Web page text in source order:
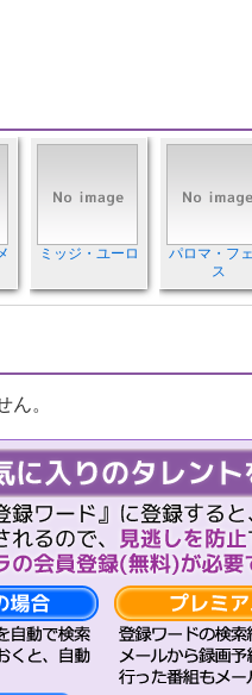
ミッジ・ユーロ
パロマ・フ
ス
ん。